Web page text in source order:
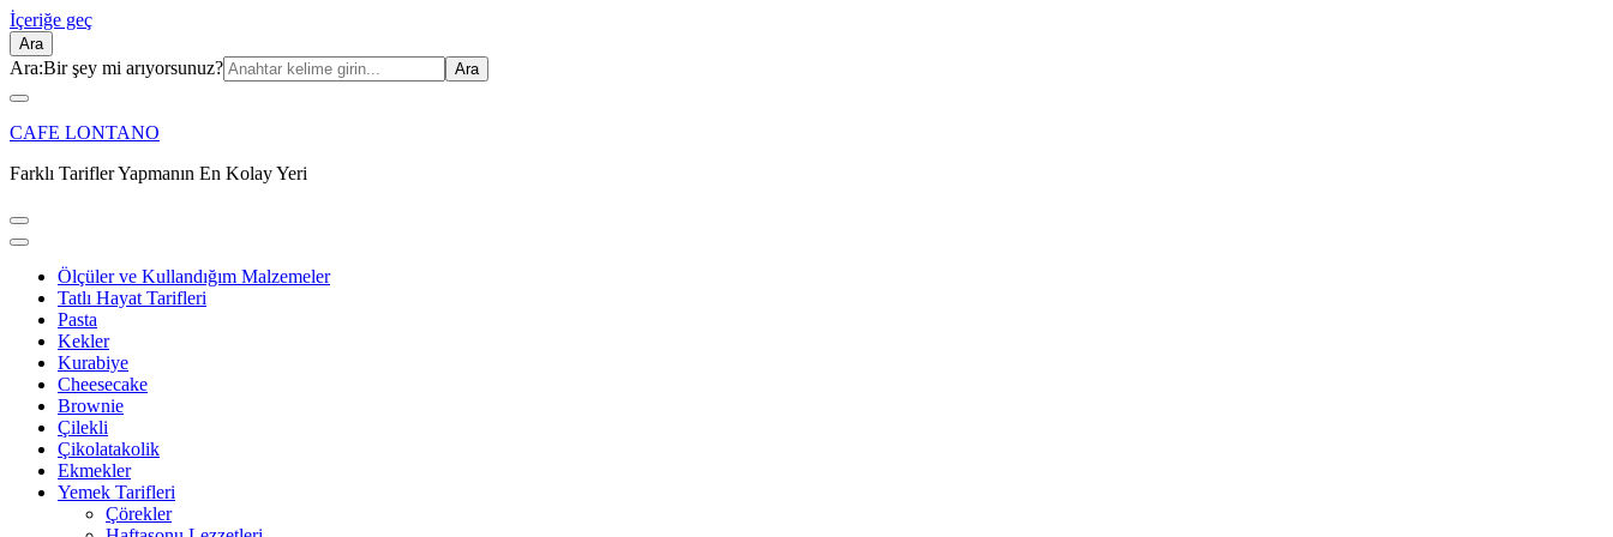
İçeriğe geç
Ara
Ara:Bir şey mi arıyorsunuz?
CAFE LONTANO
Farklı Tarifler Yapmanın En Kolay Yeri
Ölçüler ve Kullandığım Malzemeler
Tatlı Hayat Tarifleri
Pasta
Kekler
Kurabiye
Cheesecake
Brownie
Çilekli
Çikolatakolik
Ekmekler
Yemek Tarifleri
Çörekler